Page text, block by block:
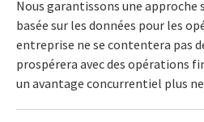
Nous garantissons une
basée sur les données pour les
entreprise ne se contentera pas
prospérera avec des opérations
un avantage concurrentiel plus